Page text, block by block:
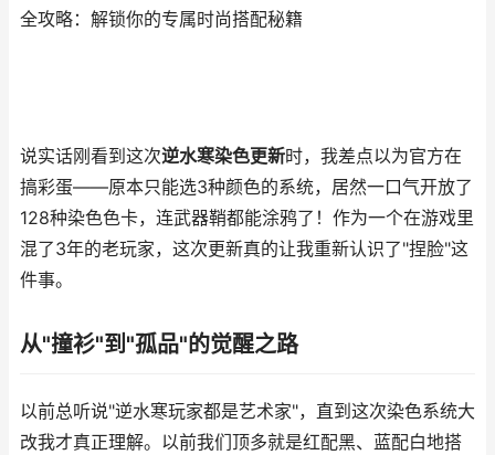
全攻略：解锁你的专属时尚搭配秘籍
说实话刚看到这次逆水寒染色更新时，我差点以为官方在
搞彩蛋——原本只能选3种颜色的系统，居然一口气开放了
128种染色色卡，连武器鞘都能涂鸦了！作为一个在游戏里
混了3年的老玩家，这次更新真的让我重新认识了"捏脸"这
件事。
从"撞衫"到"孤品"的觉醒之路
以前总听说"逆水寒玩家都是艺术家"，直到这次染色系统大
改我才真正理解。以前我们顶多就是红配黑、蓝配白地搭